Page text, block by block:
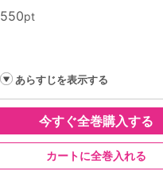
550pt
あらすじを表示する
今すぐ全巻購入する
カートに全巻入れる